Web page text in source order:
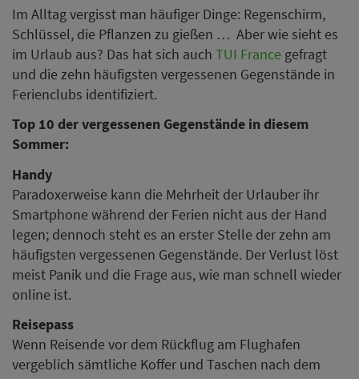
Im Alltag vergisst man häufiger Dinge: Regenschirm,
Schlüssel, die Pflanzen zu gießen … Aber wie sieht es
im Urlaub aus? Das hat sich auch TUI France gefragt
und die zehn häufigsten vergessenen Gegenstände in
Ferienclubs identifiziert.
Top 10 der vergessenen Gegenstände in diesem
Sommer:
Handy
Paradoxerweise kann die Mehrheit der Urlauber ihr
Smartphone während der Ferien nicht aus der Hand
legen; dennoch steht es an erster Stelle der zehn am
häufigsten vergessenen Gegenstände. Der Verlust löst
meist Panik und die Frage aus, wie man schnell wieder
online ist.
Reisepass
Wenn Reisende vor dem Rückflug am Flughafen
vergeblich sämtliche Koffer und Taschen nach dem